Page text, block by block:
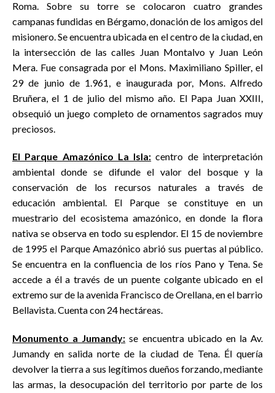
Roma. Sobre su torre se colocaron cuatro grandes
campanas fundidas en Bérgamo, donación de los amigos del
misionero. Se encuentra ubicada en el centro de la ciudad, en
la intersección de las calles Juan Montalvo y Juan León
Mera. Fue consagrada por el Mons. Maximiliano Spiller, el
29 de junio de 1.961, e inaugurada por, Mons. Alfredo
Bruñera, el 1 de julio del mismo año. El Papa Juan XXIII,
obsequió un juego completo de ornamentos sagrados muy
preciosos.
El Parque Amazónico La Isla: centro de interpretación
ambiental donde se difunde el valor del bosque y la
conservación de los recursos naturales a través de
educación ambiental. El Parque se constituye en un
muestrario del ecosistema amazónico, en donde la flora
nativa se observa en todo su esplendor. El 15 de noviembre
de 1995 el Parque Amazónico abrió sus puertas al público.
Se encuentra en la confluencia de los ríos Pano y Tena. Se
accede a él a través de un puente colgante ubicado en el
extremo sur de la avenida Francisco de Orellana, en el barrio
Bellavista. Cuenta con 24 hectáreas.
Monumento a Jumandy: se encuentra ubicado en la Av.
Jumandy en salida norte de la ciudad de Tena. Él quería
devolver la tierra a sus legítimos dueños forzando, mediante
las armas, la desocupación del territorio por parte de los